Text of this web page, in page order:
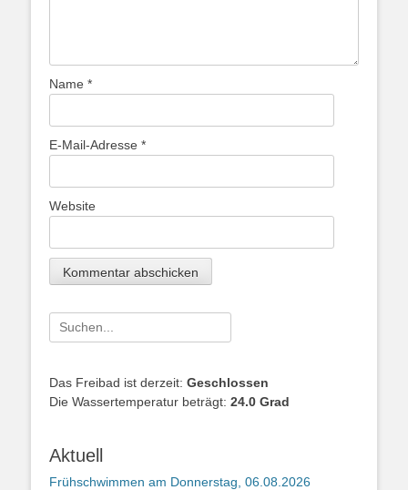
Name *
E-Mail-Adresse *
Website
Suche
nach:
Das Freibad ist derzeit: Geschlossen
Die Wassertemperatur beträgt: 24.0 Grad
Aktuell
Frühschwimmen am Donnerstag, 06.08.2026